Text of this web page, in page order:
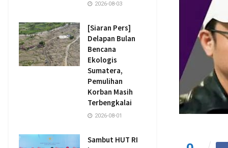
2026-08-03
[Siaran Pers]
Delapan Bulan
Bencana
Ekologis
Sumatera,
Pemulihan
Korban Masih
Terbengkalai
2026-08-01
Sambut HUT RI